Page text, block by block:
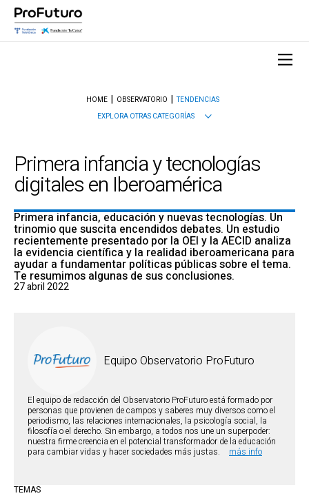
HOME OBSERVATORIO
TENDENCIAS
EXPLORA OTRAS CATEGORÍAS
Primera infancia y tecnologías
digitales en Iberoamérica
Primera infancia, educación y nuevas tecnologías. Un
trinomio que suscita encendidos debates. Un estudio
recientemente presentado por la OEI y la AECID analiza
la evidencia científica y la realidad iberoamericana para
ayudar a fundamentar políticas públicas sobre el tema.
Te resumimos algunas de sus conclusiones.
27 abril 2022
Equipo Observatorio ProFuturo
El equipo de redacción del Observatorio ProFuturo está formado por
personas que provienen de campos y saberes muy diversos como el
periodismo, las relaciones internacionales, la psicología social, la
filosofía o el derecho. Sin embargo, a todos nos une un superpoder:
nuestra firme creencia en el potencial transformador de la educación
para cambiar vidas y hacer sociedades más justas.
más info
TEMAS